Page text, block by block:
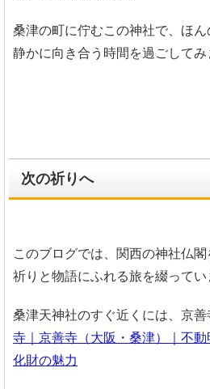
桑津の町に佇むこの神社で、ほ
静かに向き合う時間を過ごしてみ
次の祈りへ
このブログでは、関西の神社仏
祈りと物語にふれる旅を綴ってい
桑津天神社のすぐ近くには、京善
寺｜京善寺（大阪・桑津）｜不
化財の魅力